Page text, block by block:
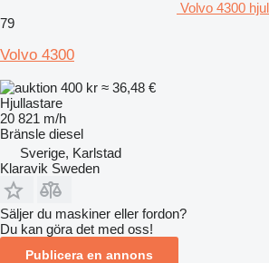
Volvo 4300
79
Volvo 4300
400 kr ≈ 36,48 €
Hjullastare
20 821 m/h
Bränsle diesel
Sverige, Karlstad
Klaravik Sweden
Säljer du maskiner eller fordon?
Du kan göra det med oss!
Publicera en annons